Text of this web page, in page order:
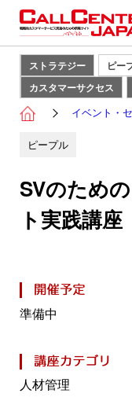
ストラテジー ピー
カスタマーサクセス
イベント・
ピープル
SVのため
ト実践講座
準備中
人材管理